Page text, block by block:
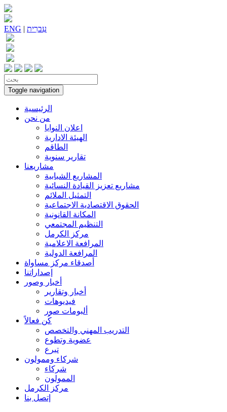
ENG | עִברִית
Toggle navigation
الرئيسية
من نحن
اعلان النوايا
الهيئة الادارية
الطاقم
تقارير سنوية
مشاريعنا
المشاريع الشبابية
مشاريع تعزيز القيادة النسائية
التمثيل الملائم
الحقوق الاقتصادية الاجتماعية
المكانة القانونية
التنظيم المجتمعي
مركز الكرمل
المرافعة الاعلامية
المرافعة الدولية
أصدقاء مركز مساواة
إصداراتنا
أخبار وصور
أخبار وتقارير
فيديوهات
ألبومات صور
كُن فعالاً
التدريب المهني والتخصص
عضوية وتطوع
تبرع
شركاء وممولون
شركاء
الممولون
مركز الكرمل
إتصل بنا